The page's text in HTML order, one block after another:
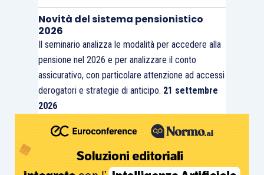
Novità del sistema pensionistico
2026
Il seminario analizza le modalità per accedere alla
pensione nel 2026 e per analizzare il conto
assicurativo, con particolare attenzione ad accessi
derogatori e strategie di anticipo. 21 settembre
2026